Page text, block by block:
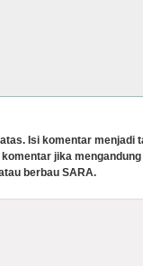
Isi komentar menjadi
jika
berbau SARA.